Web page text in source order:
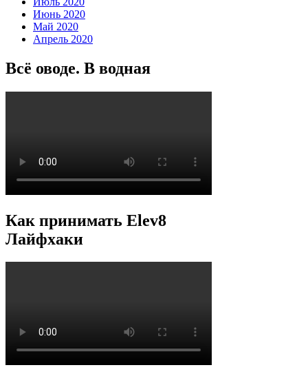
Июнь 2020
Май 2020
Апрель 2020
Всё оводе. В водная
Как принимать Elev8
Лайфхаки